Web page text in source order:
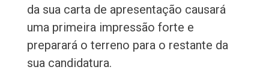
da sua carta de apresentação causará
uma primeira impressão forte e
preparará o terreno para o restante da
sua candidatura.